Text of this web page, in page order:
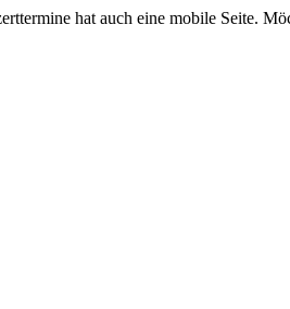
hat auch eine mobile Seite.